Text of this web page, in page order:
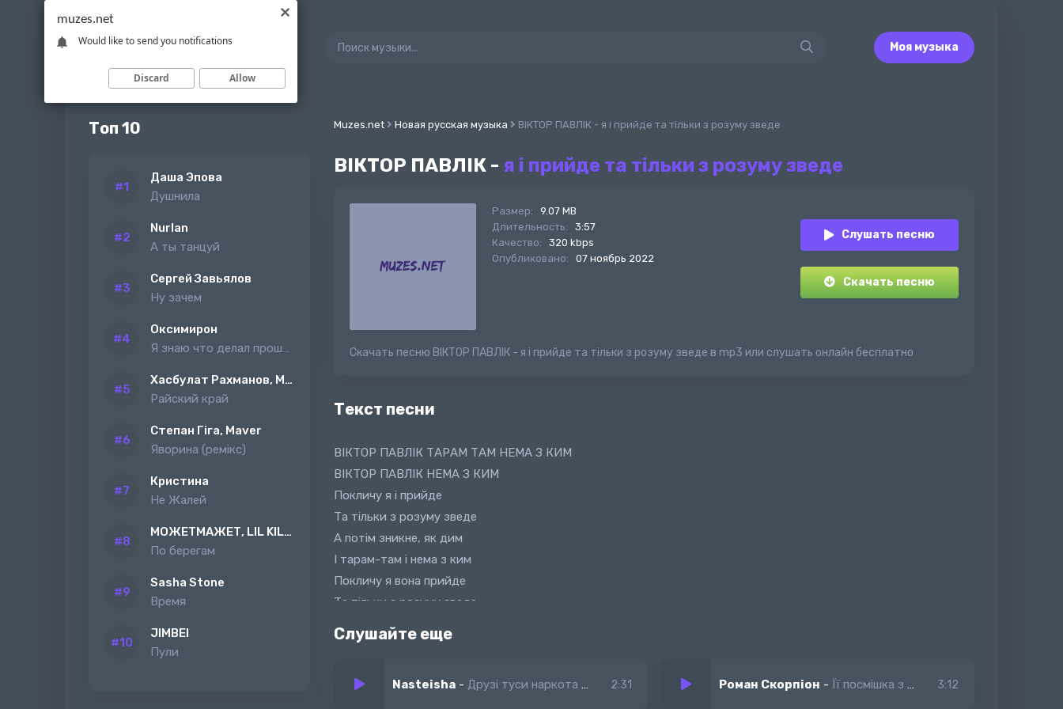
Моя музыка
Топ 10
Даша Эпова
Душнила
Nurlan
А ты танцуй
Сергей Завьялов
Ну зачем
Оксимирон
Я знаю что делал прошлым летом
Хасбулат Рахманов, MAGAS
Райский край
Степан Гіга, Maver
Яворина (ремiкс)
Кристина
Не Жалей
МОЖЕТМАЖЕТ, LIL KILAH
По берегам
Sasha Stone
Время
JIMBEI
Пули
Muzes.net Новая русская музыка ВІКТОР ПАВЛІК - я і прийде та тільки з розуму зведе
ВІКТОР ПАВЛІК - я і прийде та тільки з розуму зведе
Размер:
9.07 MB
Длительность:
3:57
Качество:
320 kbps
Опубликовано:
07 ноябрь 2022
Слушать песню
Скачать песню
Скачать песню ВІКТОР ПАВЛІК - я і прийде та тільки з розуму зведе в mp3 или слушать онлайн бесплатно
Текст песни
ВІКТОР ПАВЛІК ТАРАМ ТАМ НЕМА З КИМ
ВІКТОР ПАВЛІК НЕМА З КИМ
Покличу я і прийде
Та тільки з розуму зведе
А потім зникне, як дим
І тарам-там і нема з ким
Покличу я вона прийде
Та тільки з розуму зведе
А потім зникне, як дим
І тарам-там і нема з ким
Слушайте еще
Nasteisha - Друзi туси наркота а мене нема 2:31 Роман Скорпіон - Її посмішка з розуму зводить 3:12
muzes.net
Would like to send you notifications
Discard Allow